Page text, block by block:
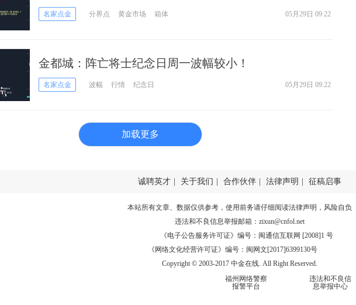
名家点金 分界点 黄金市场 箱体 05月29日 09:22
金都城：阵亡将士纪念日周一波幅较小！
名家点金 波幅 行情 纪念日 05月29日 09:22
加载更多
诚聘英才 关于我们 合作伙伴 法律声明 征稿启事
本站所有文章、数据仅供参考，使用前务请仔细阅读法律声明 ，风险自负
违法和不良信息举报邮箱： zixun@cnfol.net
《电子公告服务许可证》编号：闽通信互联网 [2008]1 号
《网络文化经营许可证》编号：闽网文[2017]6399130号
Copyright © 2003-2017 中金在线. All Right Reserved.
福州网络警察
报警平台
违法和不良信
息举报中心